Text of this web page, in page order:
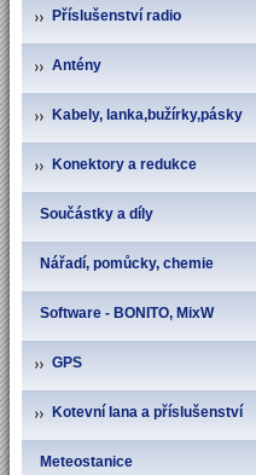
Příslušenství radio
Antény
Kabely, lanka,bužírky,pásky
Konektory a redukce
Součástky a díly
Nářadí, pomůcky, chemie
Software - BONITO, MixW
GPS
Kotevní lana a příslušenství
Meteostanice